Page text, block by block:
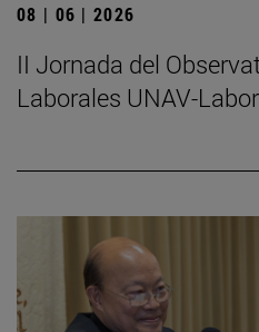
08 | 06 | 2026
II Jornada del
Laborales UNAV-